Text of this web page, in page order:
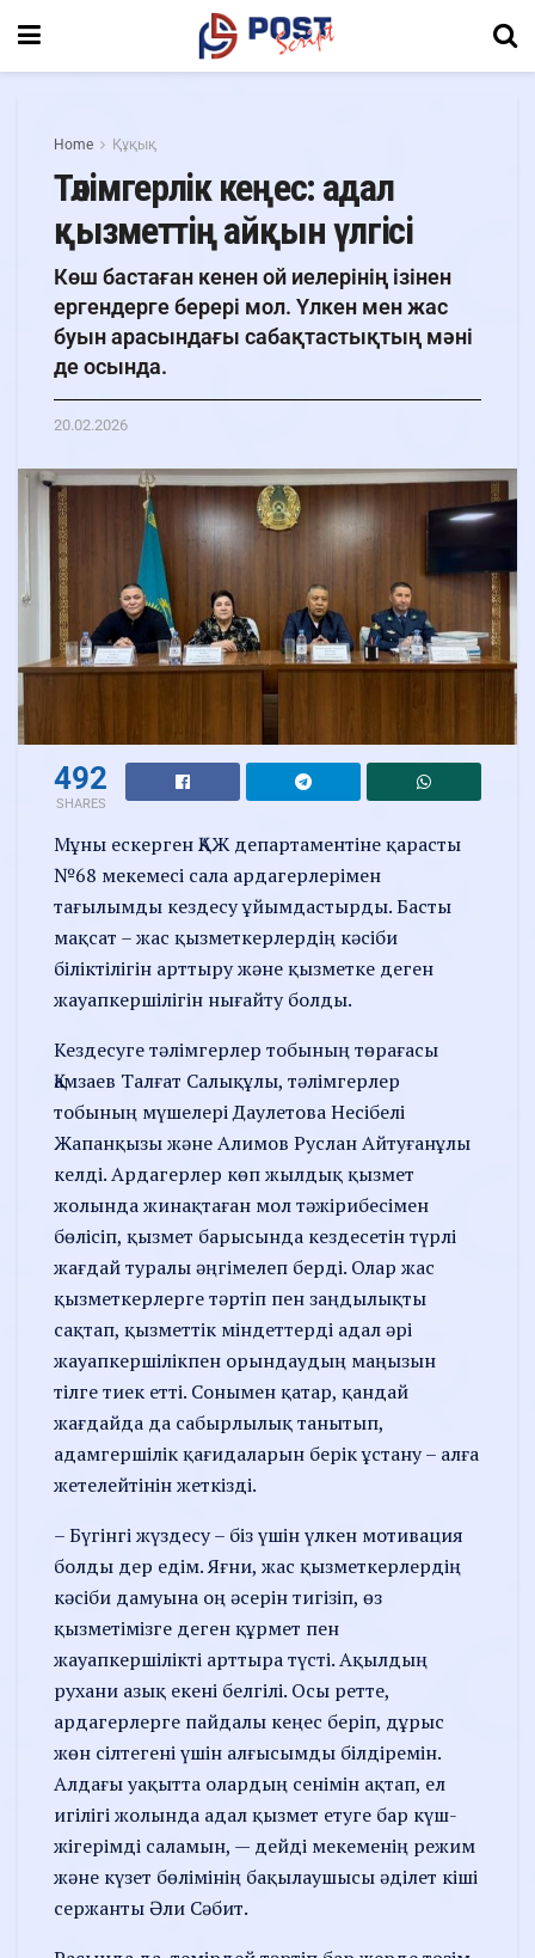
Home Құқық
Тәлімгерлік кеңес: адал
қызметтің айқын үлгісі
Көш бастаған кенен ой иелерінің ізінен
ергендерге берері мол. Үлкен мен жас
буын арасындағы сабақтастықтың мәні
де осында.
20.02.2026
492
SHARES
Мұны ескерген ҚАЖ департаментіне қарасты
№68 мекемесі сала ардагерлерімен
тағылымды кездесу ұйымдастырды. Басты
мақсат – жас қызметкерлердің кәсіби
біліктілігін арттыру және қызметке деген
жауапкершілігін нығайту болды.
Кездесуге тәлімгерлер тобының төрағасы
Қамзаев Талғат Салықұлы, тәлімгерлер
тобының мүшелері Даулетова Несібелі
Жапанқызы және Алимов Руслан Айтуғанұлы
келді. Ардагерлер көп жылдық қызмет
жолында жинақтаған мол тәжірибесімен
бөлісіп, қызмет барысында кездесетін түрлі
жағдай туралы әңгімелеп берді. Олар жас
қызметкерлерге тәртіп пен заңдылықты
сақтап, қызметтік міндеттерді адал әрі
жауапкершілікпен орындаудың маңызын
тілге тиек етті. Сонымен қатар, қандай
жағдайда да сабырлылық танытып,
адамгершілік қағидаларын берік ұстану – алға
жетелейтінін жеткізді.
– Бүгінгі жүздесу – біз үшін үлкен мотивация
болды дер едім. Яғни, жас қызметкерлердің
кәсіби дамуына оң әсерін тигізіп, өз
қызметімізге деген құрмет пен
жауапкершілікті арттыра түсті. Ақылдың
рухани азық екені белгілі. Осы ретте,
ардагерлерге пайдалы кеңес беріп, дұрыс
жөн сілтегені үшін алғысымды білдіремін.
Алдағы уақытта олардың сенімін ақтап, ел
игілігі жолында адал қызмет етуге бар күш-
жігерімді саламын, — дейді мекеменің режим
және күзет бөлімінің бақылаушысы әділет кіші
сержанты Әли Сәбит.